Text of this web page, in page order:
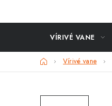
VÍRIVÉ VANE
DomovVírivé vane